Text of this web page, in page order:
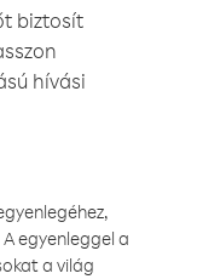
biztosít
hívási
egyenleggel a
a világ